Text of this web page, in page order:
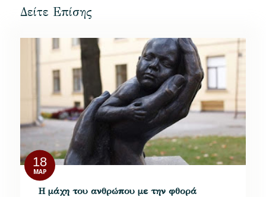
Δείτε Επίσης
18
ΜΑΡ
Η μάχη του ανθρώπου με την φθορά